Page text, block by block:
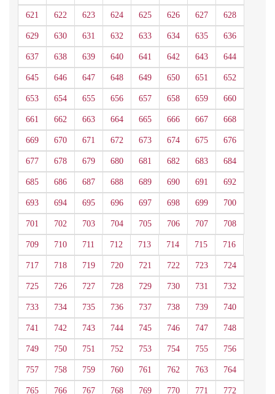
621 622 623 624 625 626 627 628
629 630 631 632 633 634 635 636
637 638 639 640 641 642 643 644
645 646 647 648 649 650 651 652
653 654 655 656 657 658 659 660
661 662 663 664 665 666 667 668
669 670 671 672 673 674 675 676
677 678 679 680 681 682 683 684
685 686 687 688 689 690 691 692
693 694 695 696 697 698 699 700
701 702 703 704 705 706 707 708
709 710 711 712 713 714 715 716
717 718 719 720 721 722 723 724
725 726 727 728 729 730 731 732
733 734 735 736 737 738 739 740
741 742 743 744 745 746 747 748
749 750 751 752 753 754 755 756
757 758 759 760 761 762 763 764
765 766 767 768 769 770 771 772